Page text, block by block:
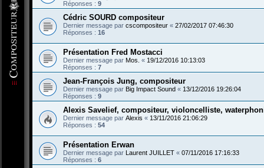
Réponses : 9
Cédric SOURD compositeur
Dernier message par cscompositeur « 27/02/2017 07:46:30
Réponses : 16
Présentation Fred Mostacci
Dernier message par Mos. « 19/12/2016 10:13:03
Réponses : 7
Jean-François Jung, compositeur
Dernier message par Big Impact Sound « 13/12/2016 19:26:04
Réponses : 9
Alexis Savelief, compositeur, violoncelliste,
Dernier message par Alexis « 13/11/2016 21:06:29
Réponses : 54
Présentation Erwan
Dernier message par Laurent JUILLET « 07/11/2016 17:16:33
Réponses : 6